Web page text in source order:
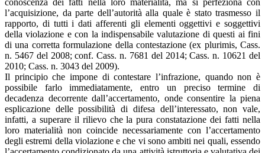
l’acquisizione, da parte dell’autorità alla quale è stato trasmesso il
rapporto, di tutti i dati afferenti gli elementi oggettivi e soggettivi
della violazione e con la indispensabile valutazione di questi ai fini
di una corretta formulazione della contestazione (ex plurimis, Cass.
n. 5467 del 2008; conf. Cass. n. 7681 del 2014; Cass. n. 10621 del
2010; Cass. n. 3043 del 2009).
Il principio che impone di contestare l’infrazione, quando non è
possibile farlo immediatamente, entro un preciso termine di
decadenza decorrente dall’accertamento, onde consentire la piena
esplicazione delle possibilità di difesa dell’interessato, non vale,
infatti, a superare il rilievo che la pura constatazione dei fatti nella
loro materialità non coincide necessariamente con l’accertamento
degli estremi della violazione e che vi sono ambiti nei quali, essendo